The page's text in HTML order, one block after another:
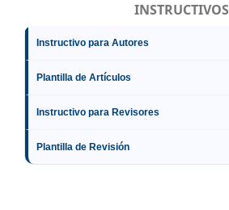
INSTRUCTIVOS
Instructivo para Autores
Plantilla de Artículos
Instructivo para Revisores
Plantilla de Revisión